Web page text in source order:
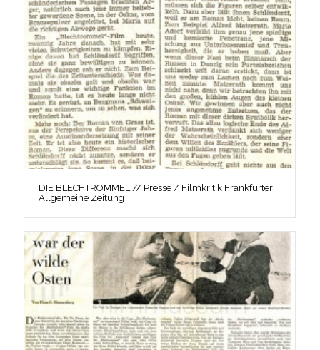
DIE BLECHTROMMEL // Presse / Filmkritik Frankfurter
Allgemeine Zeitung